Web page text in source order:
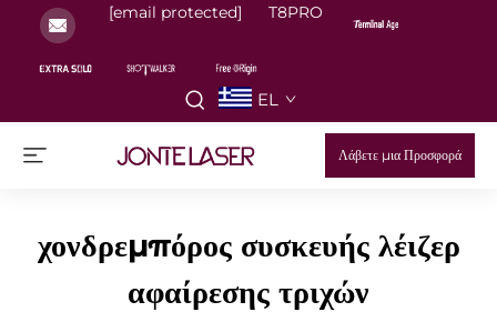
[email protected] T8PRO
EL
Λάβετε μια Προσφορά
χονδρεμπόρος συσκευής λέιζερ
αφαίρεσης τριχών